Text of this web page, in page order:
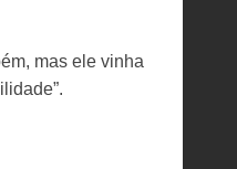
mas ele vinha